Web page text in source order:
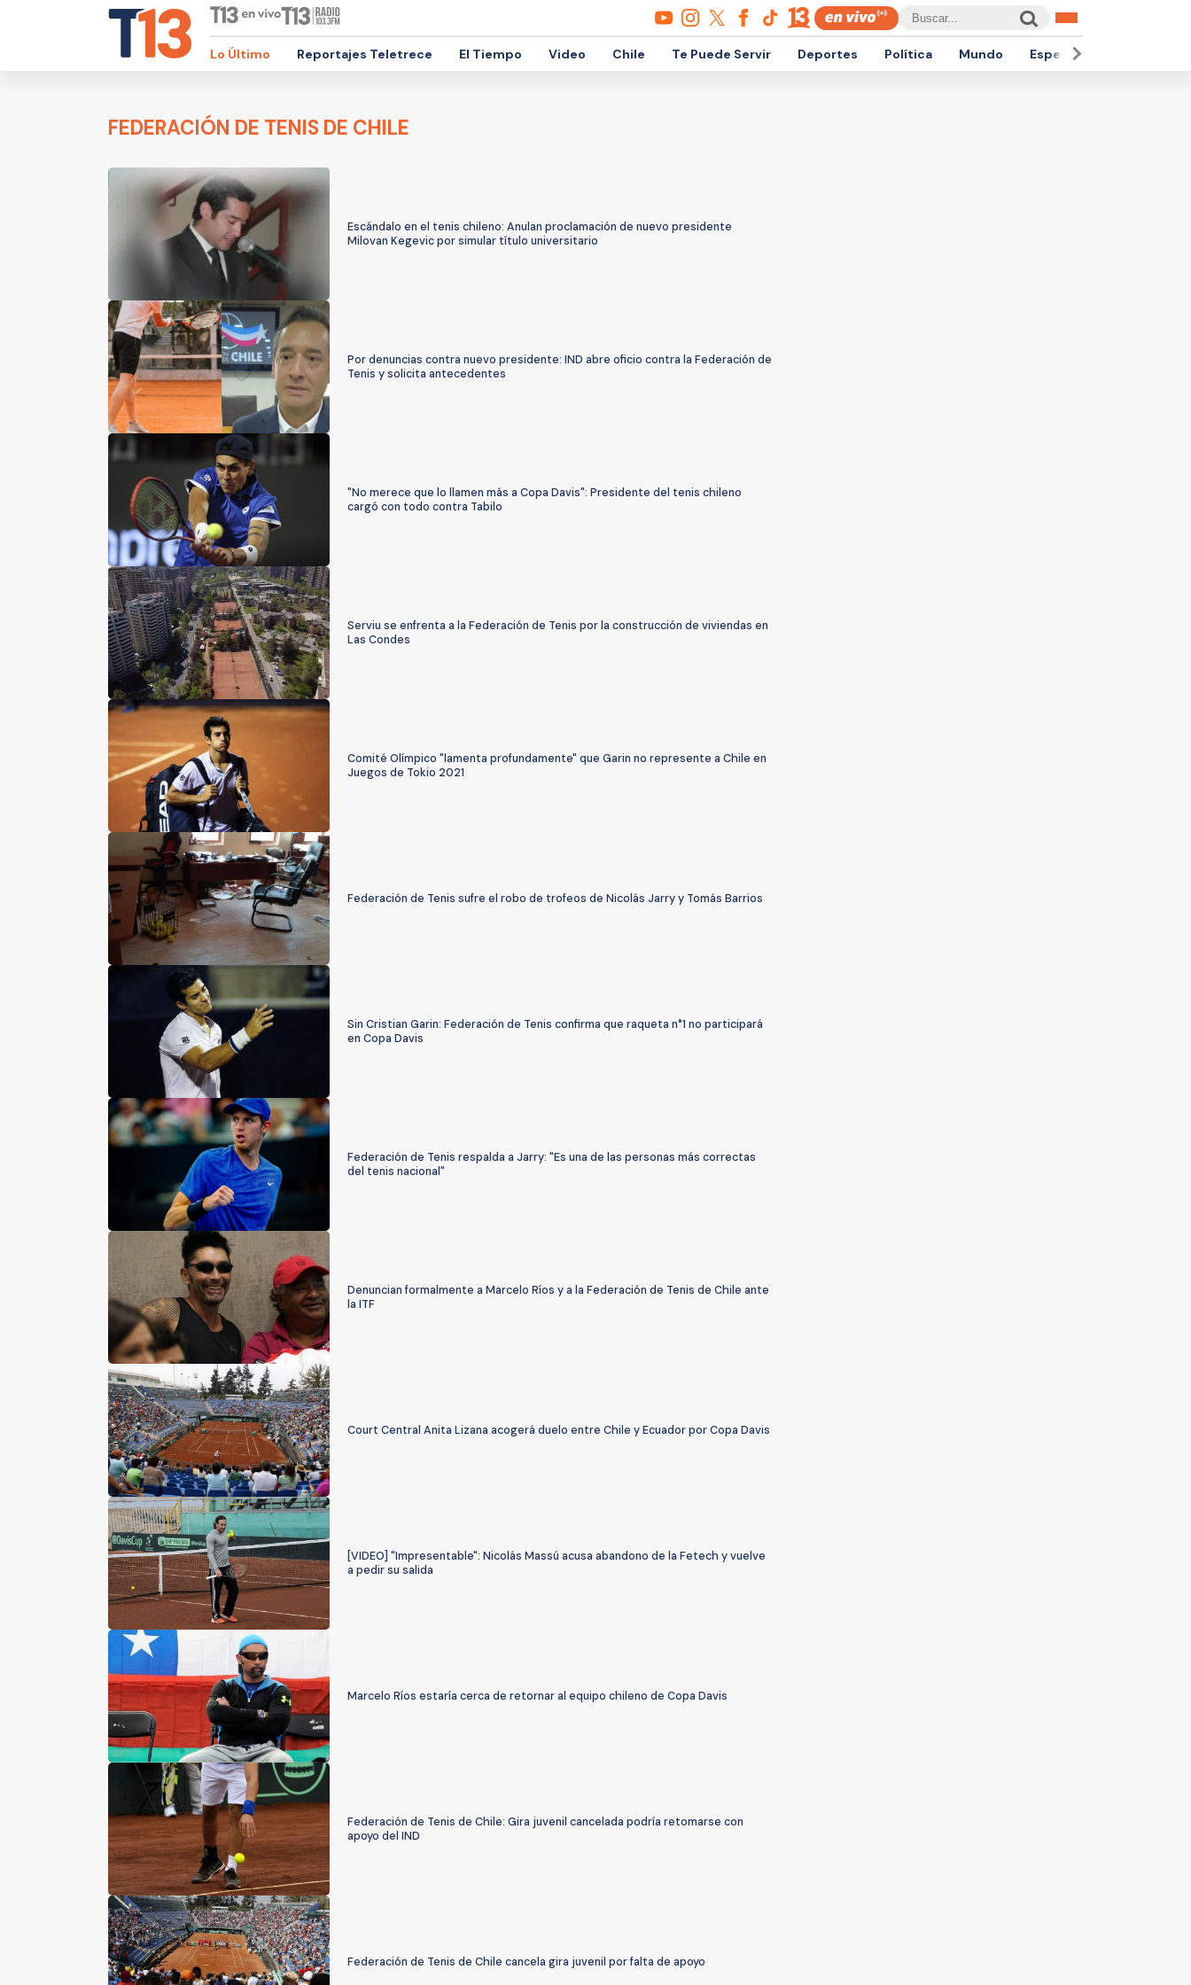
Lo Último Reportajes Teletrece El Tiempo Video Chile Te Puede Servir Deportes Política Mundo Espectáculos
FEDERACIÓN DE TENIS DE CHILE
Escándalo en el tenis chileno: Anulan proclamación de nuevo presidente
Milovan Kegevic por simular título universitario
Por denuncias contra nuevo presidente: IND abre oficio contra la Federación de
Tenis y solicita antecedentes
"No merece que lo llamen más a Copa Davis": Presidente del tenis chileno
cargó con todo contra Tabilo
Serviu se enfrenta a la Federación de Tenis por la construcción de viviendas en
Las Condes
Comité Olímpico "lamenta profundamente" que Garin no represente a Chile en
Juegos de Tokio 2021
Federación de Tenis sufre el robo de trofeos de Nicolás Jarry y Tomás Barrios
Sin Cristian Garin: Federación de Tenis confirma que raqueta n°1 no participará
en Copa Davis
Federación de Tenis respalda a Jarry: "Es una de las personas más correctas
del tenis nacional"
Denuncian formalmente a Marcelo Ríos y a la Federación de Tenis de Chile ante
la ITF
Court Central Anita Lizana acogerá duelo entre Chile y Ecuador por Copa Davis
[VIDEO] "Impresentable": Nicolás Massú acusa abandono de la Fetech y vuelve
a pedir su salida
Marcelo Ríos estaría cerca de retornar al equipo chileno de Copa Davis
Federación de Tenis de Chile: Gira juvenil cancelada podría retomarse con
apoyo del IND
Federación de Tenis de Chile cancela gira juvenil por falta de apoyo